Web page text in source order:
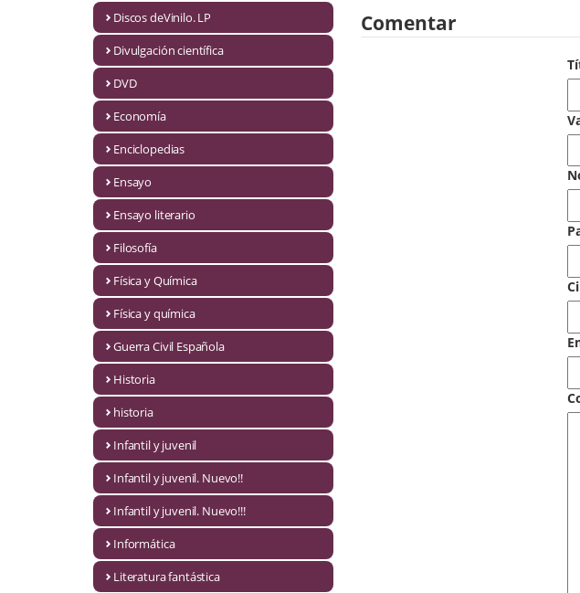
Discos deVinilo. LP
Divulgación científica
Ensayo literario
Guerra Civil Española
Discos deVinilo. LP
Divulgación científica
DVD
Economía
Enciclopedias
Ensayo
Ensayo literario
Filosofía
Física y Química
Física y química
Guerra Civil Española
Historia
historia
Infantil y juvenil
Infantil y juvenil. Nuevo!!
Infantil y juvenil. Nuevo!!!
Informática
Literatura fantástica
Comentar